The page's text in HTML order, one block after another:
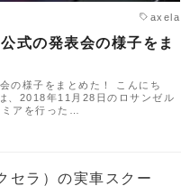
axela
式の発表会の様子をま
の様子をまとめた！ こんにち
、2018年11月28日のロサンゼル
アを行った…